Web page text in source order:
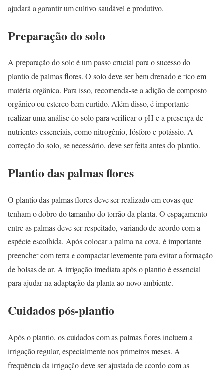
ajudará a garantir um cultivo saudável e produtivo.
Preparação do solo
A preparação do solo é um passo crucial para o sucesso do
plantio de palmas flores. O solo deve ser bem drenado e rico em
matéria orgânica. Para isso, recomenda-se a adição de composto
orgânico ou esterco bem curtido. Além disso, é importante
realizar uma análise do solo para verificar o pH e a presença de
nutrientes essenciais, como nitrogênio, fósforo e potássio. A
correção do solo, se necessário, deve ser feita antes do plantio.
Plantio das palmas flores
O plantio das palmas flores deve ser realizado em covas que
tenham o dobro do tamanho do torrão da planta. O espaçamento
entre as palmas deve ser respeitado, variando de acordo com a
espécie escolhida. Após colocar a palma na cova, é importante
preencher com terra e compactar levemente para evitar a formação
de bolsas de ar. A irrigação imediata após o plantio é essencial
para ajudar na adaptação da planta ao novo ambiente.
Cuidados pós-plantio
Após o plantio, os cuidados com as palmas flores incluem a
irrigação regular, especialmente nos primeiros meses. A
frequência da irrigação deve ser ajustada de acordo com as